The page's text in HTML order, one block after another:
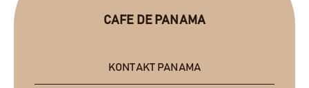
CAFE DE PANAMA
KONTAKT PANAMA